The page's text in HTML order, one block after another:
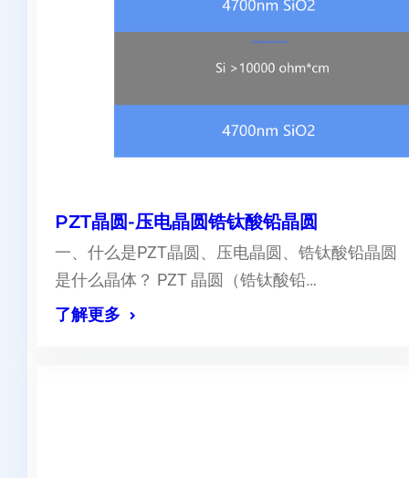
PZT晶圆-压电晶圆锆钛酸铅晶圆
一、什么是PZT晶圆、压电晶圆、锆钛酸铅晶圆
是什么晶体？ PZT 晶圆（锆钛酸铅…
了解更多